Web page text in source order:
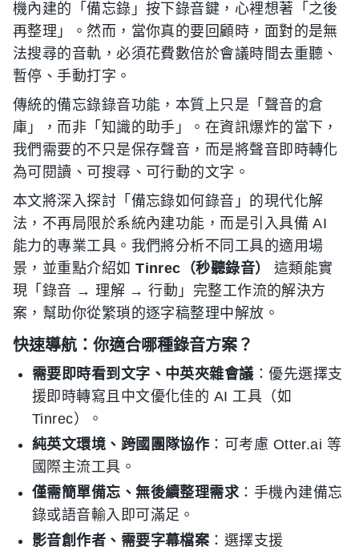
機內建的「備忘錄」按下錄音鍵，心裡想著「之後
再整理」。然而，當你真的要回顧時，面對的是無
法搜尋的音軌，必須花費數倍於會議時間去重聽、
暫停、手動打字。
傳統的備忘錄錄音功能，本質上只是「聲音的倉
庫」，而非「知識的助手」。在資訊爆炸的當下，
我們需要的不只是保存聲音，而是將聲音即時轉化
為可閱讀、可搜尋、可行動的文字。
本文將深入探討「備忘錄如何錄音」的現代化解
法，不再局限於系統內建功能，而是引入具備 AI
能力的專業工具。我們將分析不同工具的適用場
景，並重點介紹如Tinrec（秒聽錄音）
這類能實
現「錄音 → 理解 → 行動」完整工作流的解決方
案，幫助你從繁瑣的逐字稿整理中解放。
快速導航：你適合哪種錄音方案？
需要即時看到文字、中英夾雜會議 ：優先選擇支
援即時轉寫且中文優化佳的 AI 工具（如
Tinrec）。
純英文環境、跨國團隊協作 ：可考慮 Otter.ai 等
國際主流工具。
僅需簡單備忘、無後續整理需求：手機內建備忘
錄或語音輸入即可滿足。
影音創作者、需要字幕檔案 ：選擇支援